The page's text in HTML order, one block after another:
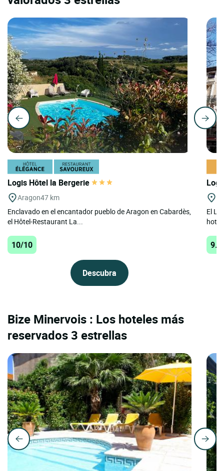
Logis Hôtel la Bergerie
Aragon47 km
Enclavado en el encantador pueblo de Aragon en Cabardès,
el Hôtel-Restaurant La...
10/10
Descubra
El
hotel
Bize Minervois : Los hoteles más
reservados 3 estrellas